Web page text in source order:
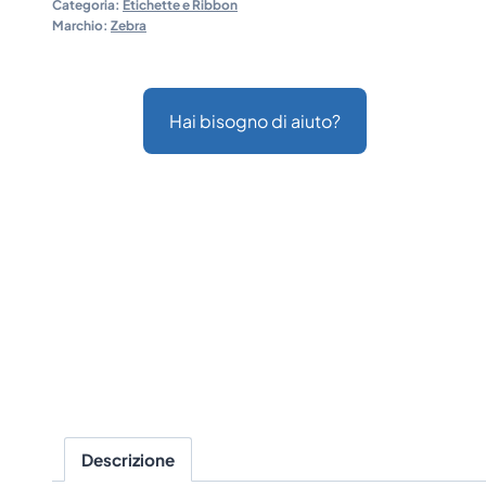
Categoria: Etichette e Ribbon
Marchio: Zebra
Hai bisogno di aiuto?
Descrizione